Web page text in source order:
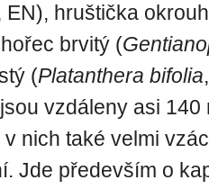
EN), hruštička
brvitý (
(Platanthera bifolia
vzdáleny asi 140
nich také velmi
Jde především o